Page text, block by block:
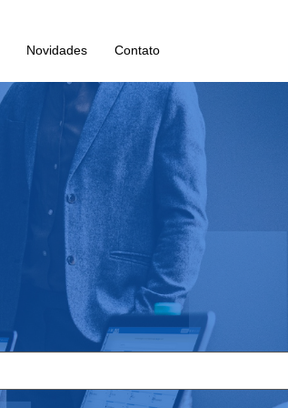
Novidades Contato